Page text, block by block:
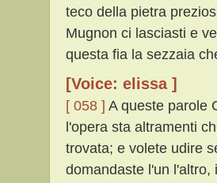
teco della pietra
Mugnon ci lasciasti e
questa fia la sezzaia
[Voice: elissa ]
[ 058 ] A queste parole
l'opera sta altramenti
trovata; e volete udire
domandaste l'un